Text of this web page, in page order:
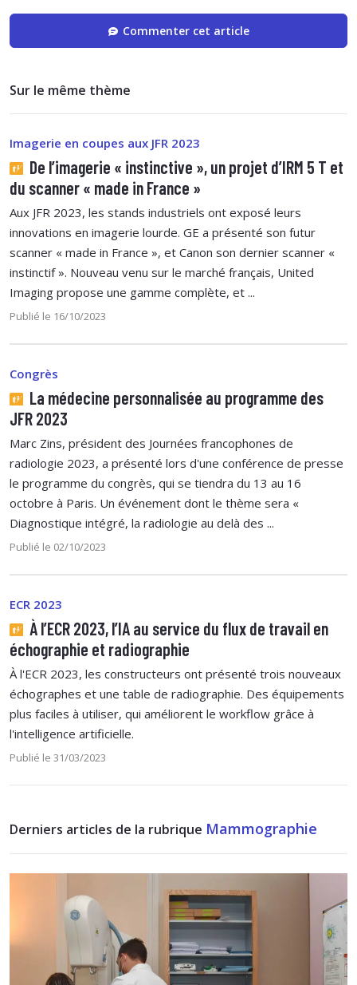
Commenter cet article
Sur le même thème
Imagerie en coupes aux JFR 2023
De l’imagerie « instinctive », un projet d’IRM 5 T et
du scanner « made in France »
Aux JFR 2023, les stands industriels ont exposé leurs
innovations en imagerie lourde. GE a présenté son futur
scanner « made in France », et Canon son dernier scanner «
instinctif ». Nouveau venu sur le marché français, United
Imaging propose une gamme complète, et ...
Publié le 16/10/2023
Congrès
La médecine personnalisée au programme des
JFR 2023
Marc Zins, président des Journées francophones de
radiologie 2023, a présenté lors d'une conférence de presse
le programme du congrès, qui se tiendra du 13 au 16
octobre à Paris. Un événement dont le thème sera «
Diagnostique intégré, la radiologie au delà des ...
Publié le 02/10/2023
ECR 2023
À l’ECR 2023, l’IA au service du flux de travail en
échographie et radiographie
À l'ECR 2023, les constructeurs ont présenté trois nouveaux
échographes et une table de radiographie. Des équipements
plus faciles à utiliser, qui améliorent le workflow grâce à
l'intelligence artificielle.
Publié le 31/03/2023
Derniers articles de la rubrique Mammographie